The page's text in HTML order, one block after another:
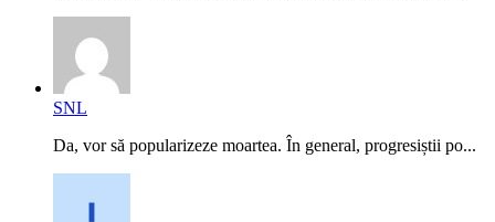
SNL
Da, vor să popularizeze moartea. În general, progresiștii po...